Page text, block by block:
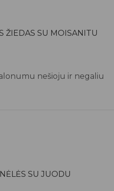
ŽIEDAS SU MOISANITU
nešioju ir negaliu
SU JUODU